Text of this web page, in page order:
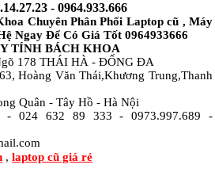
- 0964.933.666
Chuyên Phân Phối Laptop cũ , Máy
Ngay Để Có Giá Tốt 0964933666
TÍNH BÁCH KHOA
178 THÁI HÀ - ĐỐNG ĐA
Hoàng Văn Thái,Khương Trung,Thanh
Quân - Tây Hồ - Hà Nội
- 024 632 89 333 - 0973.997.689 -
, laptop cũ giá rẻ